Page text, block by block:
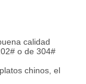
calidad
o de 304#
chinos, el